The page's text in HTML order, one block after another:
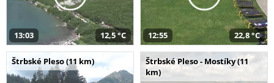
13:03 12,5 °C 12:55 22,8 °C
Štrbské Pleso (11 km)
Štrbské Pleso - Mostíky (11
km)